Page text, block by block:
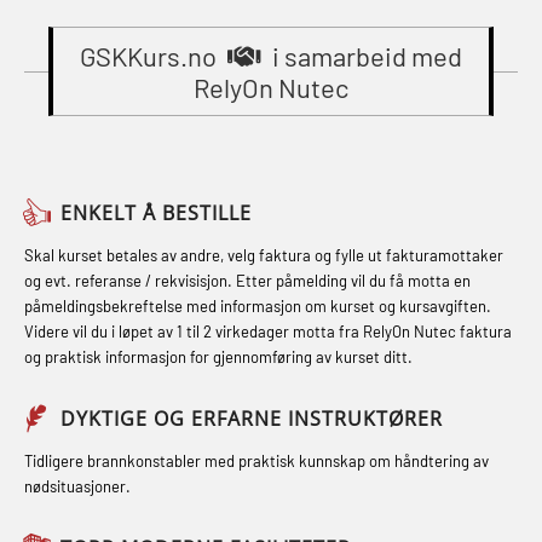
Breathing System (CA-EBS) Initial
Deployment (OBS119)
Compressed Air Emergency
Fallsikring (FAR108)
Førstehjelp – repetisjon (OFA102)
Førstehjelp grunnkurs (OFABLE101)
GOC sertifikat grunnleggende
(GMDSS) (MRC101)
GOC sertifikat repetisjon (GMDSS)
sikkerhetskurs for offiserer
(MBSBLE024)
STCW Oppdatering videregående
(MBSBLE021)
STCW kombi oppdatering offiserer
og med.behandling (MBS134)
STCW Kombi Oppdatering Offiserer
og Medisinsk Behandling med
Webinar (MBS1341)
STCW Oppdatering for offiserer 24 t
(MBS114)
Grunnkurs Industrivern (LSC115)
Grunnkurs Røykdykking Industrivern
inkl. brannslukning (FSC121)
Hjertestarter brukerkurs (OFA107)
Røykdykking industrivern –
repetisjon (LFI105)
Sikkerhetskurs for ansatte på
oppdrettsanlegg (LBS100)
Ulykkesgransking – Webinar (LSP103)
GSKKurs.no
i samarbeid med
RelyOn Nutec
ENKELT Å BESTILLE
Skal kurset betales av andre, velg faktura og fylle ut fakturamottaker
og evt. referanse / rekvisisjon. Etter påmelding vil du få motta en
påmeldingsbekreftelse med informasjon om kurset og kursavgiften.
Videre vil du i løpet av 1 til 2 virkedager motta fra RelyOn Nutec faktura
og praktisk informasjon for gjennomføring av kurset ditt.
DYKTIGE OG ERFARNE INSTRUKTØRER
Tidligere brannkonstabler med praktisk kunnskap om håndtering av
nødsituasjoner.